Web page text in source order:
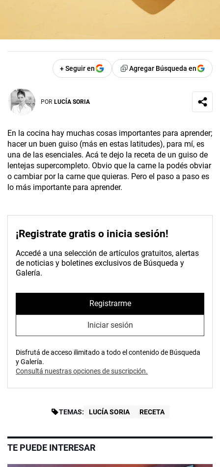
+ Seguir en Agregar Búsqueda en
POR LUCÍA SORIA
En la cocina hay muchas cosas importantes para aprender;
hacer un buen guiso (más en estas latitudes), para mí, es
una de las esenciales. Acá te dejo la receta de un guiso de
lentejas supercompleto­. Obvio que la carne la podés obviar
o cambiar por la carne que quieras. Pero el paso a paso es
lo más importante para aprender.
¡Registrate gratis o inicia sesión!
Accedé a una selección de artículos gratuitos, alertas
de noticias y boletines exclusivos de Búsqueda y
Galería.
Registrarme
Iniciar sesión
Disfrutá de acceso ilimitado a todo el contenido de Búsqueda
y Galería.
Consultá nuestras opciones de suscripción.
TEMAS: LUCÍA SORIA RECETA
TE PUEDE INTERESAR